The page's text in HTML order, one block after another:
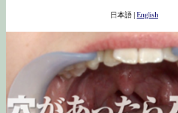
日本語 English